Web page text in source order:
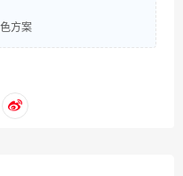
方案